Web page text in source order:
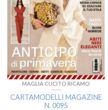
MAGLIA CUCITO RICAMO
CARTAMODELLI MAGAZINE
N. 0095